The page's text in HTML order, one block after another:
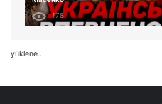
178
yüklene...